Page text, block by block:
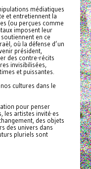
médiatiques
et entretiennent la
(ou perçues comme
imposent leur
en ce
où la défense d’un
président,
des contre-récits
invisibilisées,
et puissantes.
cultures dans le
pour penser
les artistes invité·es
des objets
des univers dans
pluriels sont